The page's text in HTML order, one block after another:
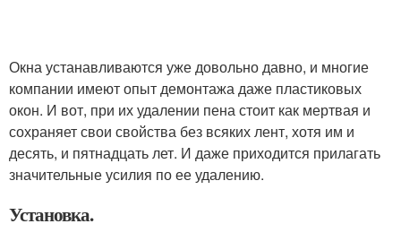
Окна устанавливаются уже довольно давно, и многие
компании имеют опыт демонтажа даже пластиковых
окон. И вот, при их удалении пена стоит как мертвая и
сохраняет свои свойства без всяких лент, хотя им и
десять, и пятнадцать лет. И даже приходится прилагать
значительные усилия по ее удалению.
Установка.